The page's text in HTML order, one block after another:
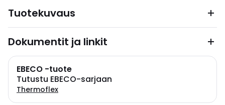
Tuotekuvaus
Dokumentit ja linkit
EBECO -tuote
Tutustu EBECO-sarjaan
Thermoflex